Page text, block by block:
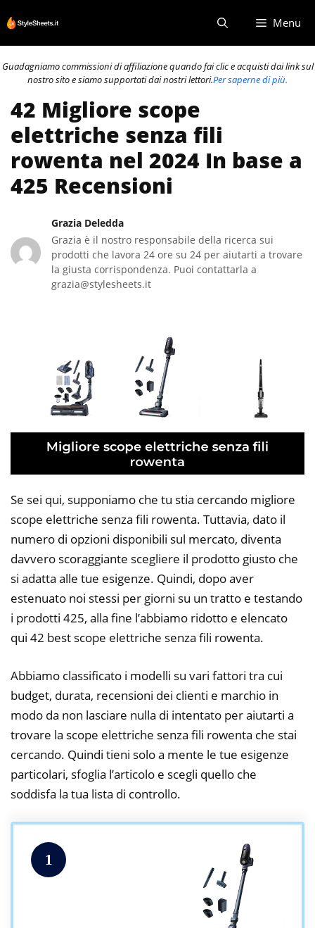
al
contenuto
Menu
Guadagniamo commissioni di affiliazione quando fai clic e acquisti dai link sul
nostro sito e siamo supportati dai nostri lettori.Per saperne di più.
42 Migliore scope
elettriche senza fili
rowenta nel 2024 In base a
425 Recensioni
Grazia Deledda
Grazia è il nostro responsabile della ricerca sui
prodotti che lavora 24 ore su 24 per aiutarti a trovare
la giusta corrispondenza. Puoi contattarla a
grazia@stylesheets.it
Se sei qui, supponiamo che tu stia cercando migliore
scope elettriche senza fili rowenta. Tuttavia, dato il
numero di opzioni disponibili sul mercato, diventa
davvero scoraggiante scegliere il prodotto giusto che
si adatta alle tue esigenze. Quindi, dopo aver
estenuato noi stessi per giorni su un tratto e testando
i prodotti 425, alla fine l’abbiamo ridotto e elencato
qui 42 best scope elettriche senza fili rowenta.
Abbiamo classificato i modelli su vari fattori tra cui
budget, durata, recensioni dei clienti e marchio in
modo da non lasciare nulla di intentato per aiutarti a
trovare la scope elettriche senza fili rowenta che stai
cercando. Quindi tieni solo a mente le tue esigenze
particolari, sfoglia l’articolo e scegli quello che
soddisfa la tua lista di controllo.
1